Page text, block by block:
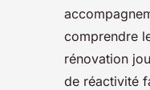
comprendre
rénovation
de réactivité